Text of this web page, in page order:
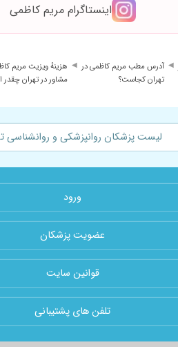
اینستاگرام مریم کاظمی
آدرس مطب مریم کاظمی در
تهران کجاست؟
هزینهٔ ویزیت مریم
مشاور در تهران
لیست پزشکان روانپزشکی و روانشناسی
ورود
عضویت پزشکان
قوانین سایت
تلفن های پشتیبانی